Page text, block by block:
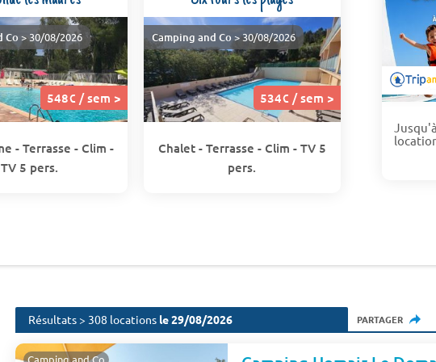
548€ / sem >
Co > 30/08/2026
- Terrasse - Clim -
TV 5 pers.
534€ / sem >
Camping and Co > 30/08/2026
Chalet - Terrasse - Clim - TV 5
pers.
Résultats > 308 locations le 29/08/2026 PARTAGER
Camping and Co